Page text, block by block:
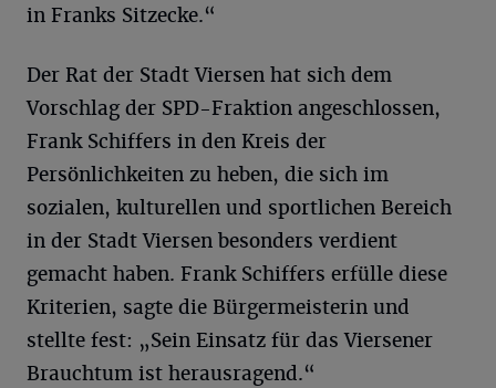
in Franks Sitzecke.“
Der Rat der Stadt Viersen hat sich dem
Vorschlag der SPD-Fraktion angeschlossen,
Frank Schiffers in den Kreis der
Persönlichkeiten zu heben, die sich im
sozialen, kulturellen und sportlichen Bereich
in der Stadt Viersen besonders verdient
gemacht haben. Frank Schiffers erfülle diese
Kriterien, sagte die Bürgermeisterin und
stellte fest: „Sein Einsatz für das Viersener
Brauchtum ist herausragend.“